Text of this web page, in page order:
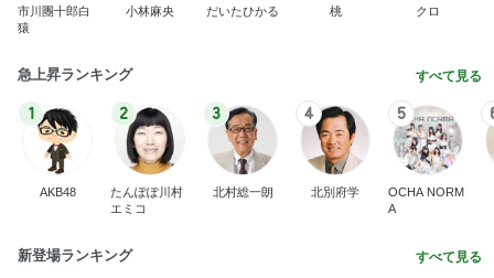
市川團十郎白
猿
小林麻央 だいたひかる 桃 クロ
急上昇ランキング すべて見る
1
AKB48
2
たんぽぽ川村
エミコ
3
北村総一朗
4
北別府学
5
OCHA NORM
A
新登場ランキング すべて見る